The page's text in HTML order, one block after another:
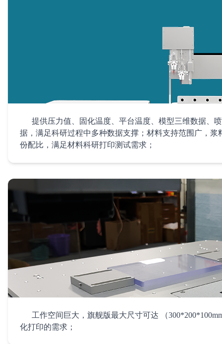
提供压力值、固化温度、平台温度、模型三维数据、
据，满足科研过程中多种数据支撑；材料支持范围广，
份配比，满足材料科研打印测试需求；
工作空间巨大，旗舰版最大尺寸可达 （
化打印的需求；